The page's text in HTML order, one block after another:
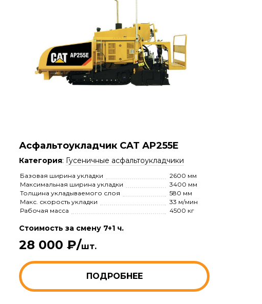
Асфальтоукладчик CAT AP255E
Категория: Гусеничные асфальтоукладчики
Базовая ширина укладки
2600 мм
Максимальная ширина укладки
3400 мм
Толщина укладываемого слоя
580 мм
Макс. скорость укладки
33 м/мин
Рабочая масса
4500 кг
Стоимость за смену 7+1 ч.
28 000 ₽/шт.
ПОДРОБНЕЕ